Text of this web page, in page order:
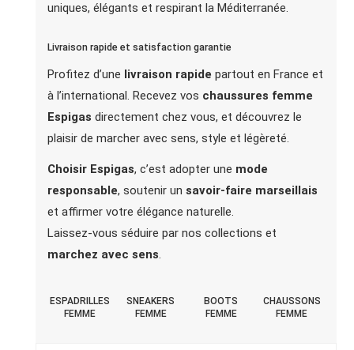
uniques, élégants et respirant la Méditerranée.
Livraison rapide et satisfaction garantie
Profitez d’une livraison rapide partout en France et
à l’international. Recevez vos chaussures femme
Espigas directement chez vous, et découvrez le
plaisir de marcher avec sens, style et légèreté.
Choisir Espigas, c’est adopter une mode
responsable, soutenir un savoir-faire marseillais
et affirmer votre élégance naturelle.
Laissez-vous séduire par nos collections et
marchez avec sens.
ESPADRILLES
FEMME
SNEAKERS
FEMME
BOOTS
FEMME
CHAUSSONS
FEMME